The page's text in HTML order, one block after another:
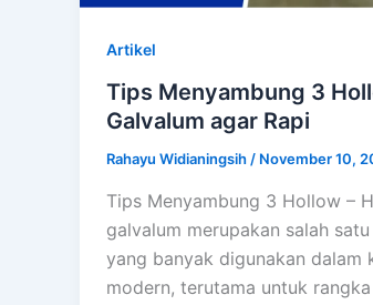
Artikel
Tips Menyambung 3
Galvalum agar Rapi
Rahayu Widianingsih / November 10,
Tips Menyambung 3 Hollow –
galvalum merupakan salah
yang banyak digunakan dalam
modern, terutama untuk rangka